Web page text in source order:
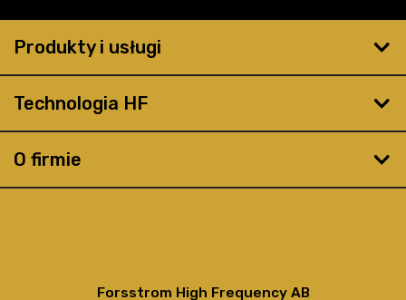
Produkty i usługi
Technologia HF
O firmie
Forsstrom High Frequency AB